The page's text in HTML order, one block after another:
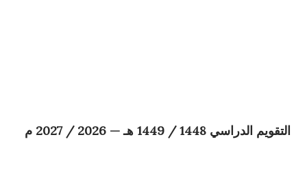
التقويم الدراسي 1448 / 1449 هـ — 2026 / 2027 م